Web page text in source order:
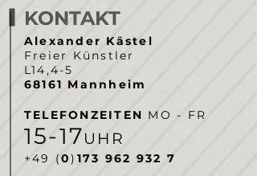
KONTAKT
Alexander Kästel
Freier Künstler
L14,4-5
68161 Mannheim
TELEFONZEITEN MO - FR
15-17UHR
‭+49 (0) 173 962 932 7‬